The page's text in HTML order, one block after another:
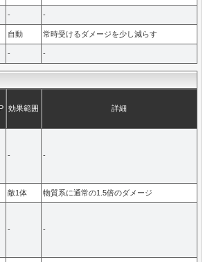
- -
自動 常時受けるダメージを少し減らす
- -
効果範囲 詳細
- -
敵1体 物質系に通常の1.5倍のダメージ
- -